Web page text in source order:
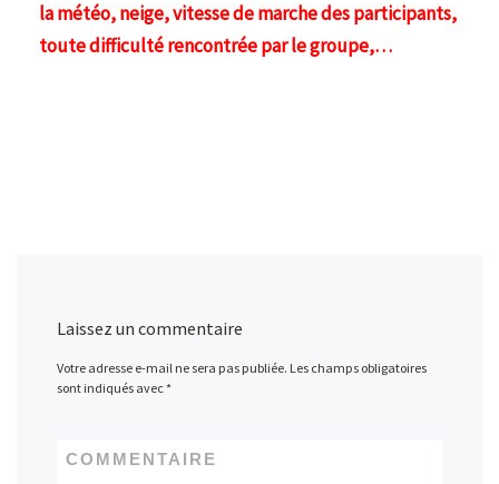
la météo, neige, vitesse de marche des participants,
toute difficulté rencontrée par le groupe,…
Laissez un commentaire
Votre adresse e-mail ne sera pas publiée. Les champs obligatoires
sont indiqués avec*
COMMENTAIRE